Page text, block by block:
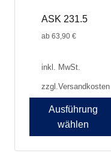
gewählt
werden
ASK 231.5
ab 63,90 €
inkl. MwSt.
zzgl. Versandkosten
Ausführung
wählen